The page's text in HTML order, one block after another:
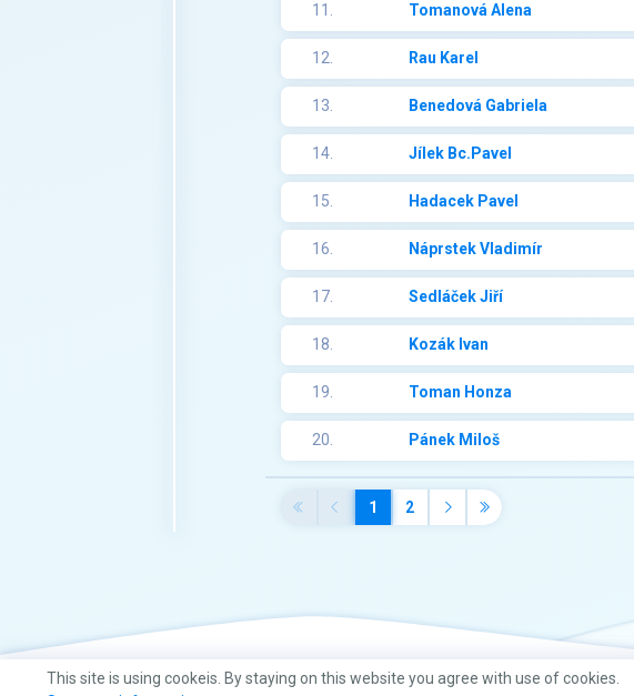
11. Tomanová Alena
12. Rau Karel
13. Benedová Gabriela
14. Jílek Bc.Pavel
15. Hadacek Pavel
16. Náprstek Vladimír
17. Sedláček Jiří
18. Kozák Ivan
19. Toman Honza
20. Pánek Miloš
1 2
This site is using cookeis. By staying on this website you agree with use of cookies.